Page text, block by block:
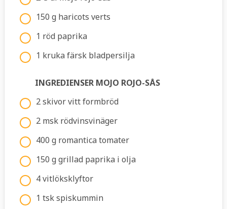
150 g haricots verts
1 röd paprika
1 kruka färsk bladpersilja
INGREDIENSER MOJO ROJO-SÅS
2 skivor vitt formbröd
2 msk rödvinsvinäger
400 g romantica tomater
150 g grillad paprika i olja
4 vitlöksklyftor
1 tsk spiskummin